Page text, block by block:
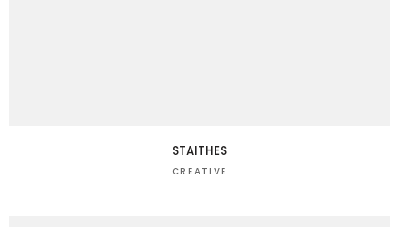
STAITHES
CREATIVE